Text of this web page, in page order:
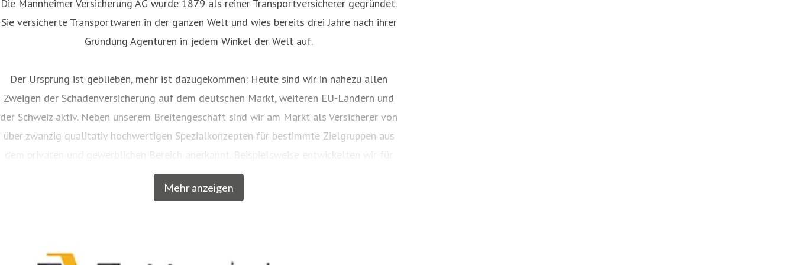
Mehr anzeigen
Die Mannheimer Versicherung AG wurde 1879 als reiner Transportversicherer gegründet.
Sie versicherte Transportwaren in der ganzen Welt und wies bereits drei Jahre nach ihrer
Gründung Agenturen in jedem Winkel der Welt auf.
Der Ursprung ist geblieben, mehr ist dazugekommen: Heute sind wir in nahezu allen
Zweigen der Schadenversicherung auf dem deutschen Markt, weiteren EU-Ländern und
der Schweiz aktiv. Neben unserem Breitengeschäft sind wir am Markt als Versicherer von
über zwanzig qualitativ hochwertigen Spezialkonzepten für bestimmte Zielgruppen aus
dem privaten und gewerblichen Bereich anerkannt. Beispielsweise entwickelten wir für
Musiker, Galeristen und Juweliere komplette Absicherungspakete. Diese tragen
charakteristische Markennamen wie SINFONIMA®, ARTIMA® und VALORIMA®.
Mannheimer als Transportversicherer gut wieder: Gerade, wenn wertvolle Gegenstände